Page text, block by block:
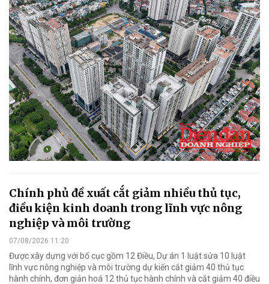
Chính phủ đề xuất cắt giảm nhiều thủ tục,
điều kiện kinh doanh trong lĩnh vực nông
nghiệp và môi trường
07/08/2026 11:20
Được xây dựng với bố cục gồm 12 Điều, Dự án 1 luật sửa 10 luật
lĩnh vực nông nghiệp và môi trường dự kiến cắt giảm 40 thủ tục
hành chính, đơn giản hoá 12 thủ tục hành chính và cắt giảm 40 điều